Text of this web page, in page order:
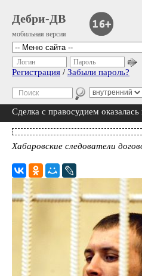
Дебри-ДВ
мобильная версия
Логин Пароль
Регистрация / Забыли пароль?
Сделка с правосудием
Хабаровские следователи